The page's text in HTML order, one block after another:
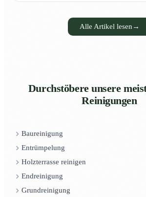
Alle Artikel lesen →
Durchstöbere unsere
Reinigungen
Baureinigung
Entrümpelung
Holzterrasse reinigen
Endreinigung
Grundreinigung